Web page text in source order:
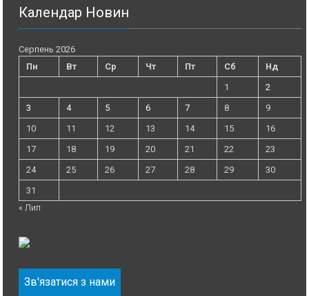
Календар Новин
Серпень 2026
Пн
Вт Ср Чт Пт Сб
Нд
1
2
3
4 5 6 7 8
9
10
11 12 13 14 15
16
17
18 19 20 21 22
23
24
25 26 27 28 29
30
31
« Лип
Зв'язатися з нами